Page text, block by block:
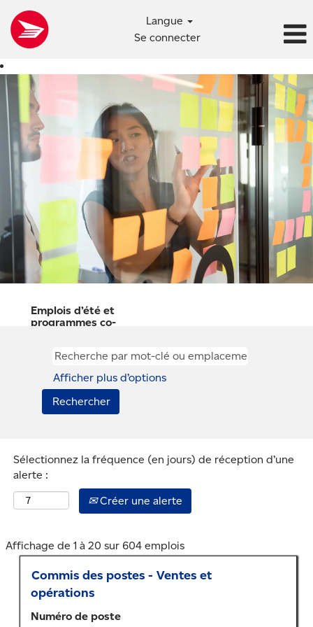
Langue
Se connecter
Emplois
d’été
et
programmes
co-
op
Emplois d’été et
programmes co-
Posez les bases
de votre avenir!
Nous accueillons
dynamiques qui
veulent acquérir
une expérience
de travail
nouvelles
compétences en
plus de
découvrir leur
plein potentiel.
Afficher plus d’options
Sélectionnez la fréquence (en jours) de réception d’une
alerte :
Créer une alerte
Affichage de 1 à 20 sur 604 emploisRésultats
de
la
Titre
Commis des postes - Ventes et
opérations
Numéro de poste
Sélectionner
au
moyen
de